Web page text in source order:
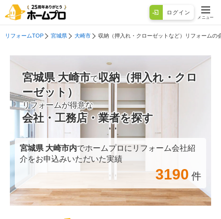
ログイン
メニュー
リフォームTOP 宮城県 大崎市 収納（押入れ・クローゼットなど）リフォームの
宮城県 大崎市で収納（押入れ・クロ
ーゼット）
リフォームが得意な
会社・工務店・業者を探す
宮城県 大崎市内でホームプロにリフォーム会社紹
介をお申込みいただいた実績
3190 件